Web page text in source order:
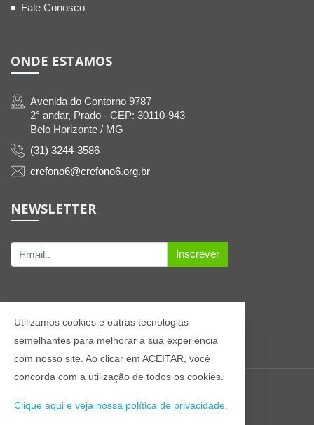
Fale Conosco
ONDE ESTAMOS
Avenida do Contorno 9787
2° andar, Prado - CEP: 30110-943
Belo Horizonte / MG
(31) 3244-3586
crefono6@crefono6.org.br
NEWSLETTER
Inscrever
© 2021 Todos os direitos reservados CREFONO6
Utilizamos cookies e outras tecnologias
semelhantes para melhorar a sua experiência
com nosso site. Ao clicar em ACEITAR, você
concorda com a utilização de todos os cookies.
Clique aqui e veja nossa política de privacidade.